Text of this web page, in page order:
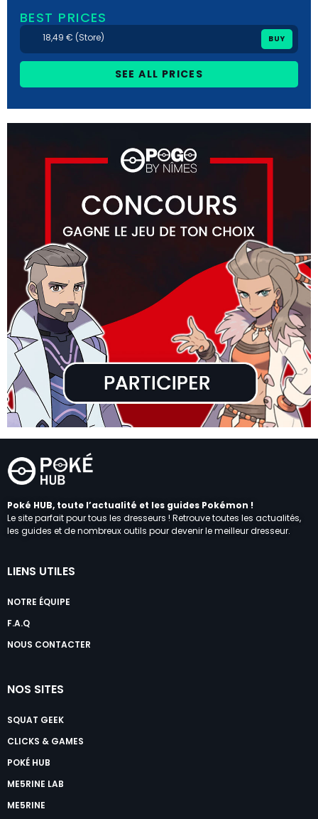
BEST PRICES
18,49 € (Store) BUY
SEE ALL PRICES
Poké HUB, toute l’actualité et les guides Pokémon !
Le site parfait pour tous les dresseurs ! Retrouve toutes les actualités,
les guides et de nombreux outils pour devenir le meilleur dresseur.
LIENS UTILES
NOTRE ÉQUIPE
F.A.Q
NOUS CONTACTER
NOS SITES
SQUAT GEEK
CLICKS & GAMES
POKÉ HUB
ME5RINE LAB
ME5RINE